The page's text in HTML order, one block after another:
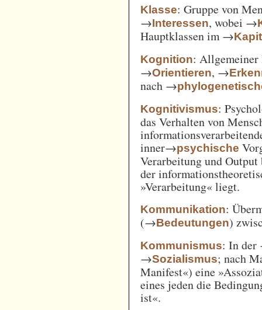
Klasse: Gruppe von
→Interessen, wobei →
Hauptklassen im →
Kognition: Allgemeiner
→Orientieren, →
nach →
Kognitivismus:
das Verhalten von
inner→psychische
Verarbeitung und
der
»Verarbeitung« liegt.
Kommunikation:
(→Bedeutungen)
Kommunismus: In
→Sozialismus; nach
Manifest«) eine
eines jeden die
ist«.